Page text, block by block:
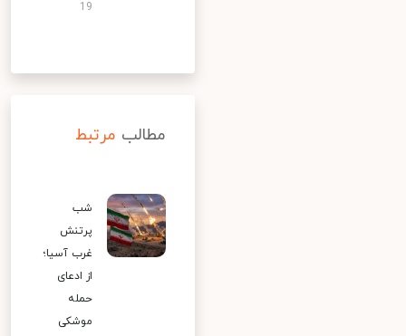
19
مطالب مرتبط
شب
پرتنش
غرب آسیا؛
از ادعای
حمله
موشکی